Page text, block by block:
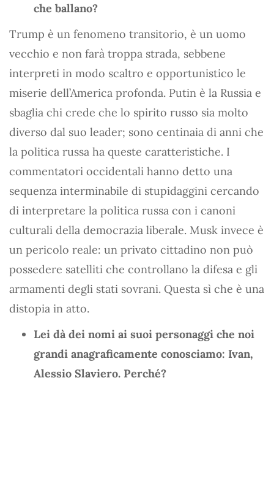
che ballano?
Trump è un fenomeno transitorio, è un uomo
vecchio e non farà troppa strada, sebbene
interpreti in modo scaltro e opportunistico le
miserie dell’America profonda. Putin è la Russia e
sbaglia chi crede che lo spirito russo sia molto
diverso dal suo leader; sono centinaia di anni che
la politica russa ha queste caratteristiche. I
commentatori occidentali hanno detto una
sequenza interminabile di stupidaggini cercando
di interpretare la politica russa con i canoni
culturali della democrazia liberale. Musk invece è
un pericolo reale: un privato cittadino non può
possedere satelliti che controllano la difesa e gli
armamenti degli stati sovrani. Questa sì che è una
distopia in atto.
Lei dà dei nomi ai suoi personaggi che noi
grandi anagraficamente conosciamo: Ivan,
Alessio Slaviero. Perché?